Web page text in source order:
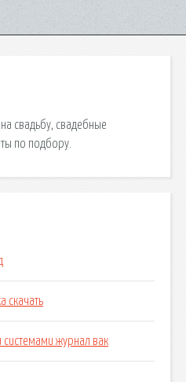
свадьбу, свадебные
по подбору.
скачать
журнал вак